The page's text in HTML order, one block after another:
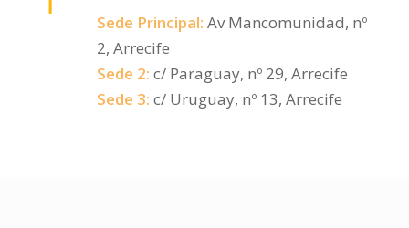
Sede Principal: Av Mancomunidad, nº
2, Arrecife
Sede 2: c/ Paraguay, nº 29, Arrecife
Sede 3: c/ Uruguay, nº 13, Arrecife